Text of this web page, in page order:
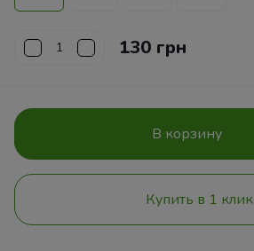
130 грн
В корзину
Купить в 1 клик